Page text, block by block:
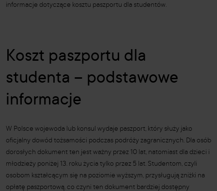
informacje dotyczące kosztu paszportu dla studentów.
Koszt paszportu dla
studenta – podstawowe
informacje
W Polsce wojewoda lub konsul wydaje paszport, który służy jako
oficjalny dowód tożsamości podczas podróży zagranicznych. Dla osób
dorosłych dokument ten jest ważny przez 10 lat, natomiast dla dzieci i
młodzieży poniżej 13. roku życia tylko przez 5 lat. Studentom, czyli
osobom kształcącym się na poziomie wyższym, przysługują zniżki na
opłatę paszportową, co czyni ten dokument bardziej dostępny